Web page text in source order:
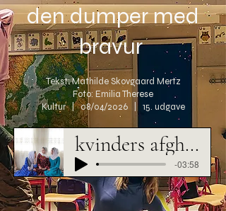
den dumper med
bravur
Tekst: Mathilde Skovgaard Mertz
Foto: Emilia Therese
Kultur | 08/04/2026 | 15. udgave
kvinders afghanistan 110%
-03:58